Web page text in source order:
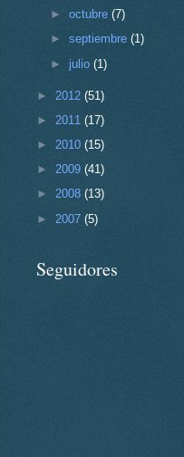
►octubre(7)
►septiembre(1)
►julio(1)
► 2012 (51)
► 2011 (17)
► 2010 (15)
► 2009 (41)
► 2008 (13)
► 2007 (5)
Seguidores